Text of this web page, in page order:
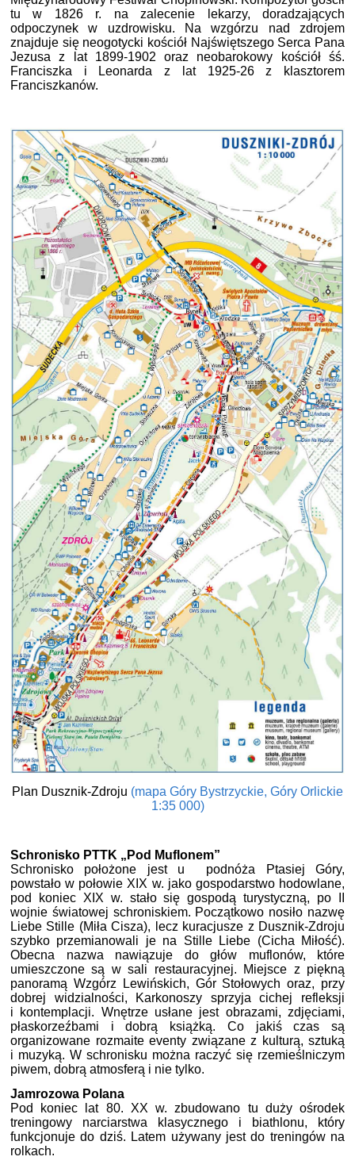
tu w 1826 r. na zalecenie lekarzy, doradzających
odpoczynek w uzdrowisku. Na wzgórzu nad zdrojem
znajduje się neogotycki kościół Najświętszego Serca Pana
Jezusa z lat 1899-1902 oraz neobarokowy kościół śś.
Franciszka i Leonarda z lat 1925-26 z klasztorem
Franciszkanów.
Plan Dusznik-Zdroju (mapa Góry Bystrzyckie, Góry Orlickie
1:35 000)
Schronisko PTTK „Pod Muflonem”
Schronisko położone jest u podnóża Ptasiej Góry,
powstało w połowie XIX w. jako gospodarstwo hodowlane,
pod koniec XIX w. stało się gospodą turystyczną, po II
wojnie światowej schroniskiem. Początkowo nosiło nazwę
Liebe Stille (Miła Cisza), lecz kuracjusze z Dusznik-Zdroju
szybko przemianowali je na Stille Liebe (Cicha Miłość).
Obecna nazwa nawiązuje do głów muflonów, które
umieszczone są w sali restauracyjnej. Miejsce z piękną
panoramą Wzgórz Lewińskich, Gór Stołowych oraz, przy
dobrej widzialności, Karkonoszy sprzyja cichej refleksji
i kontemplacji. Wnętrze usłane jest obrazami, zdjęciami,
płaskorzeźbami i dobrą książką. Co jakiś czas są
organizowane rozmaite eventy związane z kulturą, sztuką
i muzyką. W schronisku można raczyć się rzemieślniczym
piwem, dobrą atmosferą i nie tylko.
Jamrozowa Polana
Pod koniec lat 80. XX w. zbudowano tu duży ośrodek
treningowy narciarstwa klasycznego i biathlonu, który
funkcjonuje do dziś. Latem używany jest do treningów na
rolkach.